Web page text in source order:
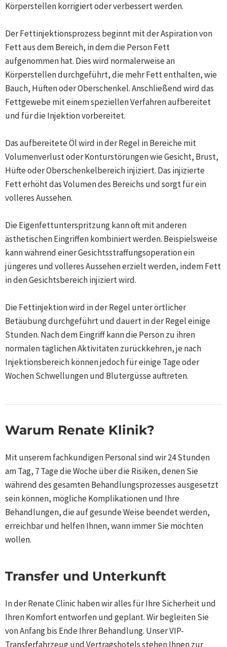
Körperstellen korrigiert oder verbessert werden.
Der Fettinjektionsprozess beginnt mit der Aspiration von
Fett aus dem Bereich, in dem die Person Fett
aufgenommen hat. Dies wird normalerweise an
Körperstellen durchgeführt, die mehr Fett enthalten, wie
Bauch, Hüften oder Oberschenkel. Anschließend wird das
Fettgewebe mit einem speziellen Verfahren aufbereitet
und für die Injektion vorbereitet.
Das aufbereitete Öl wird in der Regel in Bereiche mit
Volumenverlust oder Konturstörungen wie Gesicht, Brust,
Hüfte oder Oberschenkelbereich injiziert. Das injizierte
Fett erhöht das Volumen des Bereichs und sorgt für ein
volleres Aussehen.
Die Eigenfettunterspritzung kann oft mit anderen
ästhetischen Eingriffen kombiniert werden. Beispielsweise
kann während einer Gesichtsstraffungsoperation ein
jüngeres und volleres Aussehen erzielt werden, indem Fett
in den Gesichtsbereich injiziert wird.
Die Fettinjektion wird in der Regel unter örtlicher
Betäubung durchgeführt und dauert in der Regel einige
Stunden. Nach dem Eingriff kann die Person zu ihren
normalen täglichen Aktivitäten zurückkehren, je nach
Injektionsbereich können jedoch für einige Tage oder
Wochen Schwellungen und Blutergüsse auftreten.
Warum Renate Klinik?​
Mit unserem fachkundigen Personal sind wir 24 Stunden
am Tag, 7 Tage die Woche über die Risiken, denen Sie
während des gesamten Behandlungsprozesses ausgesetzt
sein können, mögliche Komplikationen und Ihre
Behandlungen, die auf gesunde Weise beendet werden,
erreichbar und helfen Ihnen, wann immer Sie möchten
wollen.​
Transfer und Unterkunft​
In der Renate Clinic haben wir alles für Ihre Sicherheit und
Ihren Komfort entworfen und geplant. Wir begleiten Sie
von Anfang bis Ende Ihrer Behandlung. Unser VIP-
Transferfahrzeug und Vertragshotels stehen Ihnen zur